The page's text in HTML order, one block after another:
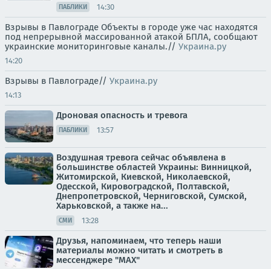
ПАБЛИКИ 14:30
Взрывы в Павлограде Объекты в городе уже час находятся
под непрерывной массированной атакой БПЛА, сообщают
украинские мониторинговые каналы.// Украина.ру
14:20
Взрывы в Павлограде// Украина.ру
14:13
Дроновая опасность и тревога
ПАБЛИКИ 13:57
Воздушная тревога сейчас объявлена в
большинстве областей Украины: Винницкой,
Житомирской, Киевской, Николаевской,
Одесской, Кировоградской, Полтавской,
Днепропетровской, Черниговской, Сумской,
Харьковской, а также на...
СМИ 13:28
Друзья, напоминаем, что теперь наши
материалы можно читать и смотреть в
мессенджере "МАХ"